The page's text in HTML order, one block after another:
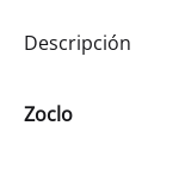
Descripción
Zoclo